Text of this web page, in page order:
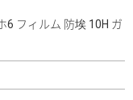
フィルム 防埃 10H ガ